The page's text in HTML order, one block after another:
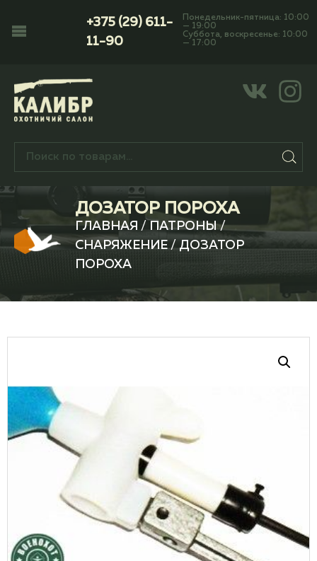
+375 (29) 611-
11-90
Понедельник-пятница: 10:00
— 19:00
Суббота, воскресенье: 10:00
— 17:00
ДОЗАТОР ПОРОХА
ГЛАВНАЯ / ПАТРОНЫ/
СНАРЯЖЕНИЕ/ ДОЗАТОР
ПОРОХА